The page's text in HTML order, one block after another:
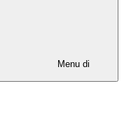
Menu di